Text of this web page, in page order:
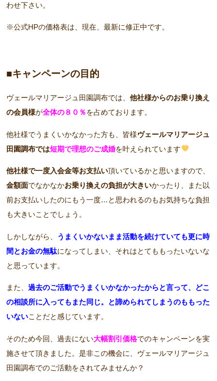
わせ下さい。
※公式HPの価格表は、現在、最新に修正中です。
■キャンペーンの目的
ヴェールマリアージュ田園調布では、他社様からのお乗り換え
の会員様が全体の８０％を占めております。
他社様でうまくいかなかった方も、皆様ヴェールマリアージュ
田園調布では短期で理想のご成婚を叶えられています
他社様で一度入会金等お支払い頂いているかと思いますので、
金額面でなかなかお乗り換えの負担が大きいかったり、また以
前お支払いしたのにもう一度…と思われるのもお気持ちな負担
も大きいことでしょう。
しかしながら、 うまくいかないまま活動を続けていても更に時
間とお金の無駄になってしまい、それはとてももったいないな
と思っています。
また、過去のご活動でうまくいかなかったからと言って、どこ
の相談所に入ってもまた同じ。と諦められてしまうのももった
いないことだと感じています。
そのため今回、過去にない大幅割引価格でのキャンペーンを実
施させて頂きました。是非この機会に、ヴェールマリアージュ
田園調布でのご活動をされてみませんか？